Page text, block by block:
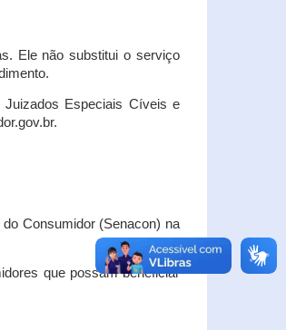
Ele não substitui o serviço
Juizados Especiais Cíveis e
Consumidor (Senacon) na
que possam beneficiar